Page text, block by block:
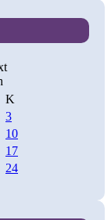
Κ
3
10
17
24